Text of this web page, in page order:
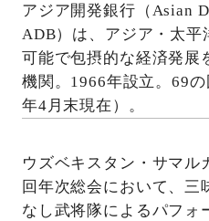
アジア開発銀行（Asian
ADB）は、アジア・太平
可能で包摂的な経済発展
機関。1966年設立。69
年4月末現在）。
ウズベキスタン・サマル
回年次総会において、三
なし武将隊によるパフォ